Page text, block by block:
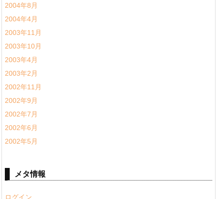
2004年8月
2004年4月
2003年11月
2003年10月
2003年4月
2003年2月
2002年11月
2002年9月
2002年7月
2002年6月
2002年5月
メタ情報
ログイン